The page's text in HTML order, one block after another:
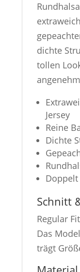
dichte
tollen
Jersey
Reine
Dichte
Schnitt
Regular Fit
Das
trägt